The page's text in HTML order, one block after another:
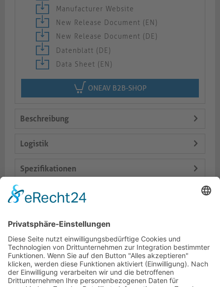
Manufacturer Website
New Release Document (EN)
New Release Document (DE)
Datenblatt (DE)
Data Sheet (EN)
ONEAV B2B-SHOP
Beschreibung
Logistik
Spezifikationen
Lieferumfang
Varianten
Dokumente